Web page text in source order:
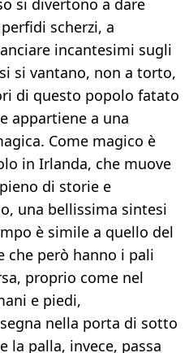
si divertono a dare
scherzi, a
incantesimi sugli
si vantano, non a torto,
di questo popolo fatato
appartiene a una
Come magico è
in Irlanda, che muove
di storie e
una bellissima sintesi
è simile a quello del
che però hanno i pali
proprio come nel
e piedi,
nella porta di sotto
la palla, invece, passa